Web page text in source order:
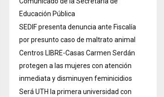
Educación Pública
SEDIF presenta denuncia ante Fiscalía
por presunto caso de maltrato animal
Centros LIBRE-Casas Carmen Serdán
protegen a las mujeres con atención
inmediata y disminuyen feminicidios
Será UTH la primera universidad con